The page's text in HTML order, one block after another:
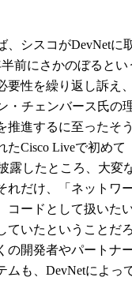
シスコがDevNetに
前にさかのぼるとい
要性を繰り返し訴え
・チェンバース氏の
推進するに至ったそう
たCisco Liveで初めて
露したところ、大変
れだけ、「ネットワ
コードとして扱いた
ていたということだろ
の開発者やパートナ
ムも、DevNetによっ